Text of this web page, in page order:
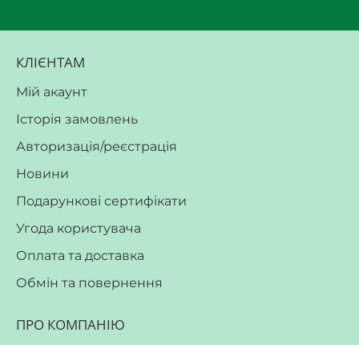
КЛІЄНТАМ
Мій акаунт
Історія замовлень
Авторизація/реєстрація
Новини
Подарункові сертифікати
Угода користувача
Оплата та доставка
Обмін та повернення
ПРО КОМПАНІЮ